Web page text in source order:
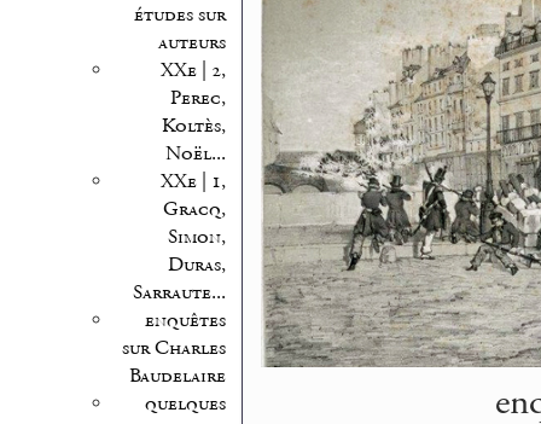
études sur
auteurs
XXe | 2,
Perec,
Koltès,
Noël...
XXe | 1,
Gracq,
Simon,
Duras,
Sarraute...
enquêtes
sur Charles
Baudelaire
quelques